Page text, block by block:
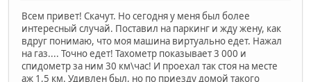
Всем привет! Скачут. Но сегодня у меня был более
интересный случай. Поставил на паркинг и жду жену, как
вдруг понимаю, что моя машина виртуально едет. Нажал
на газ.... Точно едет! Тахометр показывает 3 000 и
спидометр за ним 30 км\час! И проехал так стоя на месте
аж 1,5 км. Удивлен был, но по приезду домой такого